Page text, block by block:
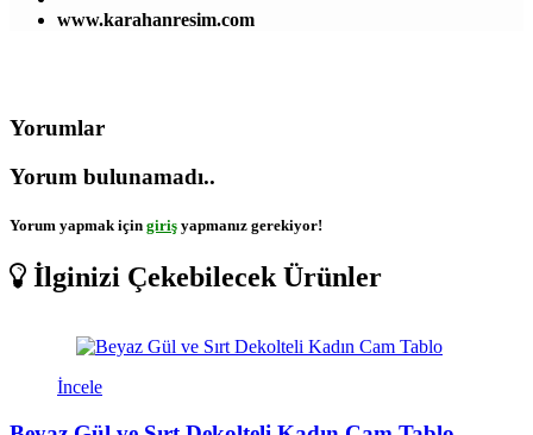
www.karahanresim.com
Yorumlar
Yorum bulunamadı..
Yorum yapmak için giriş yapmanız gerekiyor!
İlginizi Çekebilecek Ürünler
İncele